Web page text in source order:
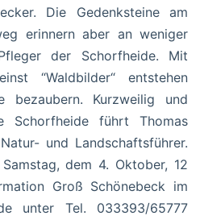
Die Gedenksteine am
erinnern aber an weniger
der Schorfheide. Mit
“Waldbilder“ entstehen
bezaubern. Kurzweilig und
Schorfheide führt Thomas
und Landschaftsführer.
dem 4. Oktober, 12
Groß Schönebeck im
unter Tel. 033393/65777